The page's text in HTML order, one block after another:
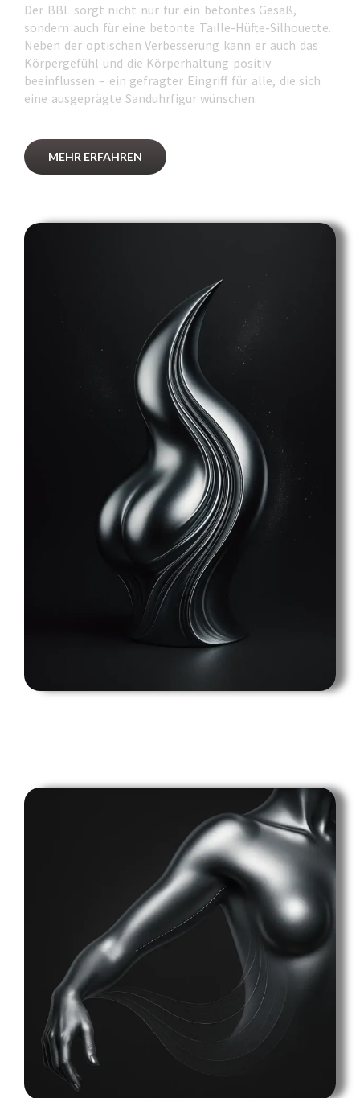
Der BBL sorgt nicht nur für ein betontes Gesäß,
sondern auch für eine betonte Taille-Hüfte-Silhouette.
Neben der optischen Verbesserung kann er auch das
Körpergefühl und die Körperhaltung positiv
beeinflussen – ein gefragter Eingriff für alle, die sich
eine ausgeprägte Sanduhrfigur wünschen.
MEHR ERFAHREN